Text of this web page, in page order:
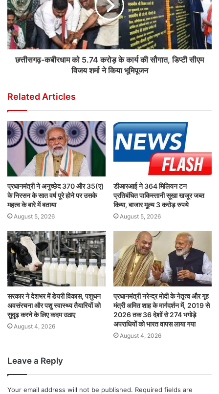
छत्तीसगढ़-कबीरधाम को 5.74 करोड़ के कार्य की सौगात, डिप्टी सीएम
विजय शर्मा ने किया भूमिपूजन
Related Articles
प्रधानमंत्री ने अनुच्छेद 370 और 35(ए)
के निरसन के सात वर्ष पूरे होने पर उसके
महत्व के बारे में बताया
August 5, 2026
डीआरआई ने 364 मिलियन टन
प्रतिबंधित पाकिस्तानी सूखा खजूर जब्त
किया, बाजार मूल्य 3 करोड़ रुपये
August 5, 2026
सरकार ने देशभर में डेयरी विकास, पशुधन
अवसंरचना और पशु स्वास्थ्य तैयारियों को
सुदृढ़ करने के लिए कदम उठाए
August 4, 2026
प्रधानमंत्री नरेन्द्र मोदी के नेतृत्व और गृह
मंत्री अमित शाह के मार्गदर्शन में, 2019 से
2026 तक 36 देशों से 274 भगोड़े
अपराधियों को भारत वापस लाया गया
August 4, 2026
Leave a Reply
Your email address will not be published. Required fields are